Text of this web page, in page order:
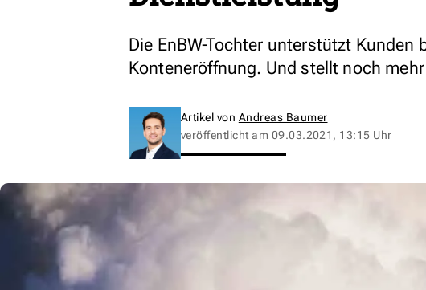
Die EnBW-Tochter unterstützt Kunden
Konteneröffnung. Und stellt noch
Artikel von Andreas Baumer
veröffentlicht am 09.03.2021, 13:15 Uhr